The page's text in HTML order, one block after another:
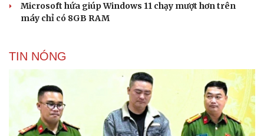
Microsoft hứa giúp Windows 11 chạy mượt hơn trên
máy chỉ có 8GB RAM
TIN NÓNG